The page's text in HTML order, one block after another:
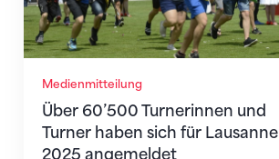
Medienmitteilung
Über 60’500 Turnerinnen und
Turner haben sich für Lausanne
2025 angemeldet